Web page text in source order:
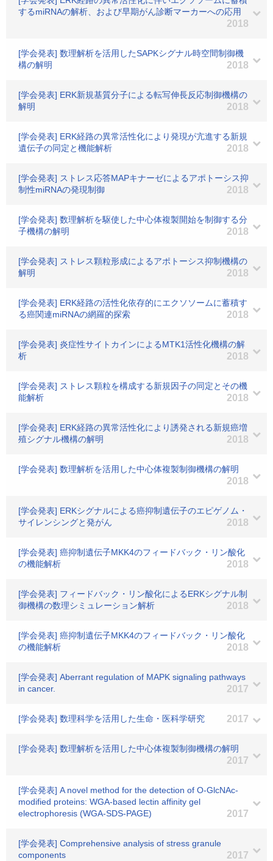
するmiRNAの解析、および早期がん診断マーカーへの応用
2018
[学会発表] 数理解析を活用したSAPKシグナル時空間制御機
構の解明
2018
[学会発表] ERK新規基質分子による転写伸長反応制御機構の
解明
2018
[学会発表] ERK経路の異常活性化により発現が亢進する新規
遺伝子の同定と機能解析
2018
[学会発表] ストレス応答MAPキナーゼによるアポトーシス抑
制性miRNAの発現制御
2018
[学会発表] 数理解析を駆使した中心体複製開始を制御する分
子機構の解明
2018
[学会発表] ストレス顆粒形成によるアポトーシス抑制機構の
解明
2018
[学会発表] ERK経路の活性化依存的にエクソソームに蓄積す
る癌関連miRNAの網羅的探索
2018
[学会発表] 炎症性サイトカインによるMTK1活性化機構の解
析
2018
[学会発表] ストレス顆粒を構成する新規因子の同定とその機
能解析
2018
[学会発表] ERK経路の異常活性化により誘発される新規癌増
殖シグナル機構の解明
2018
[学会発表] 数理解析を活用した中心体複製制御機構の解明
2018
[学会発表] ERKシグナルによる癌抑制遺伝子のエピゲノム・
サイレンシングと発がん
2018
[学会発表] 癌抑制遺伝子MKK4のフィードバック・リン酸化
の機能解析
2018
[学会発表] フィードバック・リン酸化によるERKシグナル制
御機構の数理シミュレーション解析
2018
[学会発表] 癌抑制遺伝子MKK4のフィードバック・リン酸化
の機能解析
2018
[学会発表] Aberrant regulation of MAPK signaling pathways
in cancer.
2017
[学会発表] 数理科学を活用した生命・医科学研究 2017
[学会発表] 数理解析を活用した中心体複製制御機構の解明
2017
[学会発表] A novel method for the detection of O-GlcNAc-
modified proteins: WGA-based lectin affinity gel
electrophoresis (WGA-SDS-PAGE)
2017
[学会発表] Comprehensive analysis of stress granule
components
2017